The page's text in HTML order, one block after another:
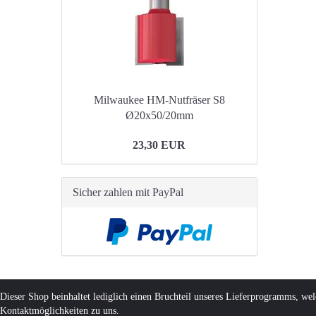
Milwaukee HM-Nutfräser S8
Ø20x50/20mm
23,30 EUR
Sicher zahlen mit PayPal
Dieser Shop beinhaltet lediglich einen Bruchteil unseres Lieferprogramms,
Kontaktmöglichkeiten zu uns.